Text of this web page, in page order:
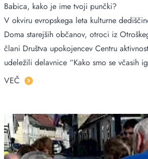
Babica, kako je ime tvoji punčki?
V okviru evropskega leta kulturne
Doma starejših občanov, otroci iz
člani Društva upokojencev Centru
udeležili delavnice “Kako smo se včasih
VEČ